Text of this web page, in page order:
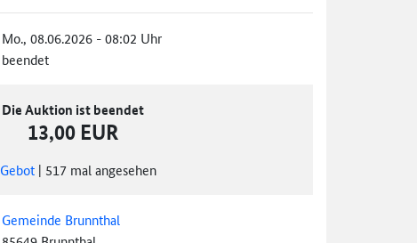
Mo., 08.06.2026 - 08:02 Uhr
beendet
Die Auktion ist beendet
13,00 EUR
Gebot | 517 mal angesehen
Gemeinde Brunnthal